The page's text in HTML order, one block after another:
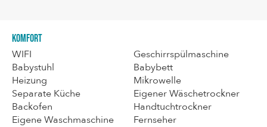
Komfort
WIFI
Babystuhl
Heizung
Separate Küche
Backofen
Eigene Waschmaschine
Geschirrspülmaschine
Babybett
Mikrowelle
Eigener Wäschetrockner
Handtuchtrockner
Fernseher